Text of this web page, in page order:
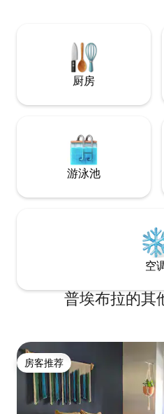
赏城市和火山的美景。 带门禁
括一辆轿车/SUV的免费停车位。
厨房
游泳池
空
普埃布拉的其
房客推荐
房客推荐